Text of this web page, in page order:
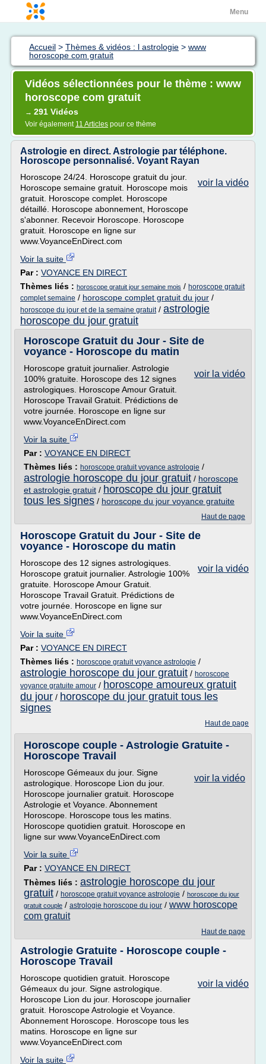
Menu
Accueil > Thèmes & vidéos : l astrologie > www
horoscope com gratuit
Vidéos sélectionnées pour le thème : www
horoscope com gratuit
→ 291 Vidéos
Voir également 11 Articles pour ce thème
Astrologie en direct. Astrologie par téléphone.
Horoscope personnalisé. Voyant Rayan
voir la vidéo
Horoscope 24/24. Horoscope gratuit du jour.
Horoscope semaine gratuit. Horoscope mois
gratuit. Horoscope complet. Horoscope
détaillé. Horoscope abonnement, Horoscope
s'abonner. Recevoir Horoscope. Horoscope
gratuit. Horoscope en ligne sur
www.VoyanceEnDirect.com
Voir la suite
Par : VOYANCE EN DIRECT
Thèmes liés : horoscope gratuit jour semaine mois / horoscope gratuit
complet semaine / horoscope complet gratuit du jour /
horoscope du jour et de la semaine gratuit/ astrologie
horoscope du jour gratuit
Horoscope Gratuit du Jour - Site de
voyance - Horoscope du matin
voir la vidéo
Horoscope gratuit journalier. Astrologie
100% gratuite. Horoscope des 12 signes
astrologiques. Horoscope Amour Gratuit.
Horoscope Travail Gratuit. Prédictions de
votre journée. Horoscope en ligne sur
www.VoyanceEnDirect.com
Voir la suite
Par : VOYANCE EN DIRECT
Thèmes liés : horoscope gratuit voyance astrologie /
astrologie horoscope du jour gratuit / horoscope
et astrologie gratuit / horoscope du jour gratuit
tous les signes / horoscope du jour voyance gratuite
Haut de page
Horoscope Gratuit du Jour - Site de
voyance - Horoscope du matin
voir la vidéo
Horoscope des 12 signes astrologiques.
Horoscope gratuit journalier. Astrologie 100%
gratuite. Horoscope Amour Gratuit.
Horoscope Travail Gratuit. Prédictions de
votre journée. Horoscope en ligne sur
www.VoyanceEnDirect.com
Voir la suite
Par : VOYANCE EN DIRECT
Thèmes liés : horoscope gratuit voyance astrologie /
astrologie horoscope du jour gratuit / horoscope
voyance gratuite amour / horoscope amoureux gratuit
du jour / horoscope du jour gratuit tous les
signes
Haut de page
Horoscope couple - Astrologie Gratuite -
Horoscope Travail
voir la vidéo
Horoscope Gémeaux du jour. Signe
astrologique. Horoscope Lion du jour.
Horoscope journalier gratuit. Horoscope
Astrologie et Voyance. Abonnement
Horoscope. Horoscope tous les matins.
Horoscope quotidien gratuit. Horoscope en
ligne sur www.VoyanceEnDirect.com
Voir la suite
Par : VOYANCE EN DIRECT
Thèmes liés : astrologie horoscope du jour
gratuit / horoscope gratuit voyance astrologie / horoscope du jour
gratuit couple / astrologie horoscope du jour / www horoscope
com gratuit
Haut de page
Astrologie Gratuite - Horoscope couple -
Horoscope Travail
voir la vidéo
Horoscope quotidien gratuit. Horoscope
Gémeaux du jour. Signe astrologique.
Horoscope Lion du jour. Horoscope journalier
gratuit. Horoscope Astrologie et Voyance.
Abonnement Horoscope. Horoscope tous les
matins. Horoscope en ligne sur
www.VoyanceEnDirect.com
Voir la suite